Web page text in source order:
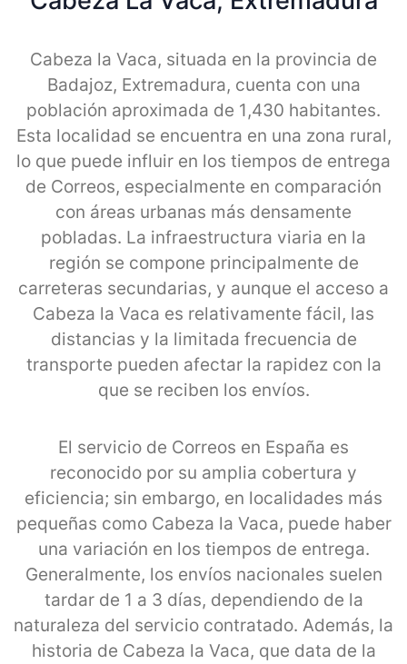
Cabeza la Vaca, situada en la provincia de
Badajoz, Extremadura, cuenta con una
población aproximada de 1,430 habitantes.
Esta localidad se encuentra en una zona rural,
lo que puede influir en los tiempos de entrega
de Correos, especialmente en comparación
con áreas urbanas más densamente
pobladas. La infraestructura viaria en la
región se compone principalmente de
carreteras secundarias, y aunque el acceso a
Cabeza la Vaca es relativamente fácil, las
distancias y la limitada frecuencia de
transporte pueden afectar la rapidez con la
que se reciben los envíos.
El servicio de Correos en España es
reconocido por su amplia cobertura y
eficiencia; sin embargo, en localidades más
pequeñas como Cabeza la Vaca, puede haber
una variación en los tiempos de entrega.
Generalmente, los envíos nacionales suelen
tardar de 1 a 3 días, dependiendo de la
naturaleza del servicio contratado. Además, la
historia de Cabeza la Vaca, que data de la